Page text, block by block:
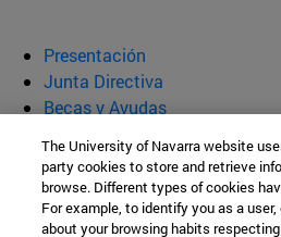
Presentación
Junta Directiva
Becas y Ayudas
Noticias
Cátedra María Egea
The University of Navarra website
party cookies to store and retrieve
browse. Different types of cookies
For example, to identify you as a
about your browsing habits